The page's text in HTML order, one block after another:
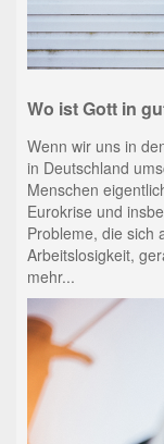
Wo ist Gott in
Wenn wir uns in
in Deutschland
Menschen
Eurokrise und
Probleme, die sich
Arbeitslosigkeit,
mehr...